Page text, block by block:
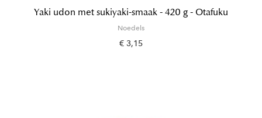
Yaki udon met sukiyaki-smaak - 420 g - Otafuku
Noedels
€ 3,15